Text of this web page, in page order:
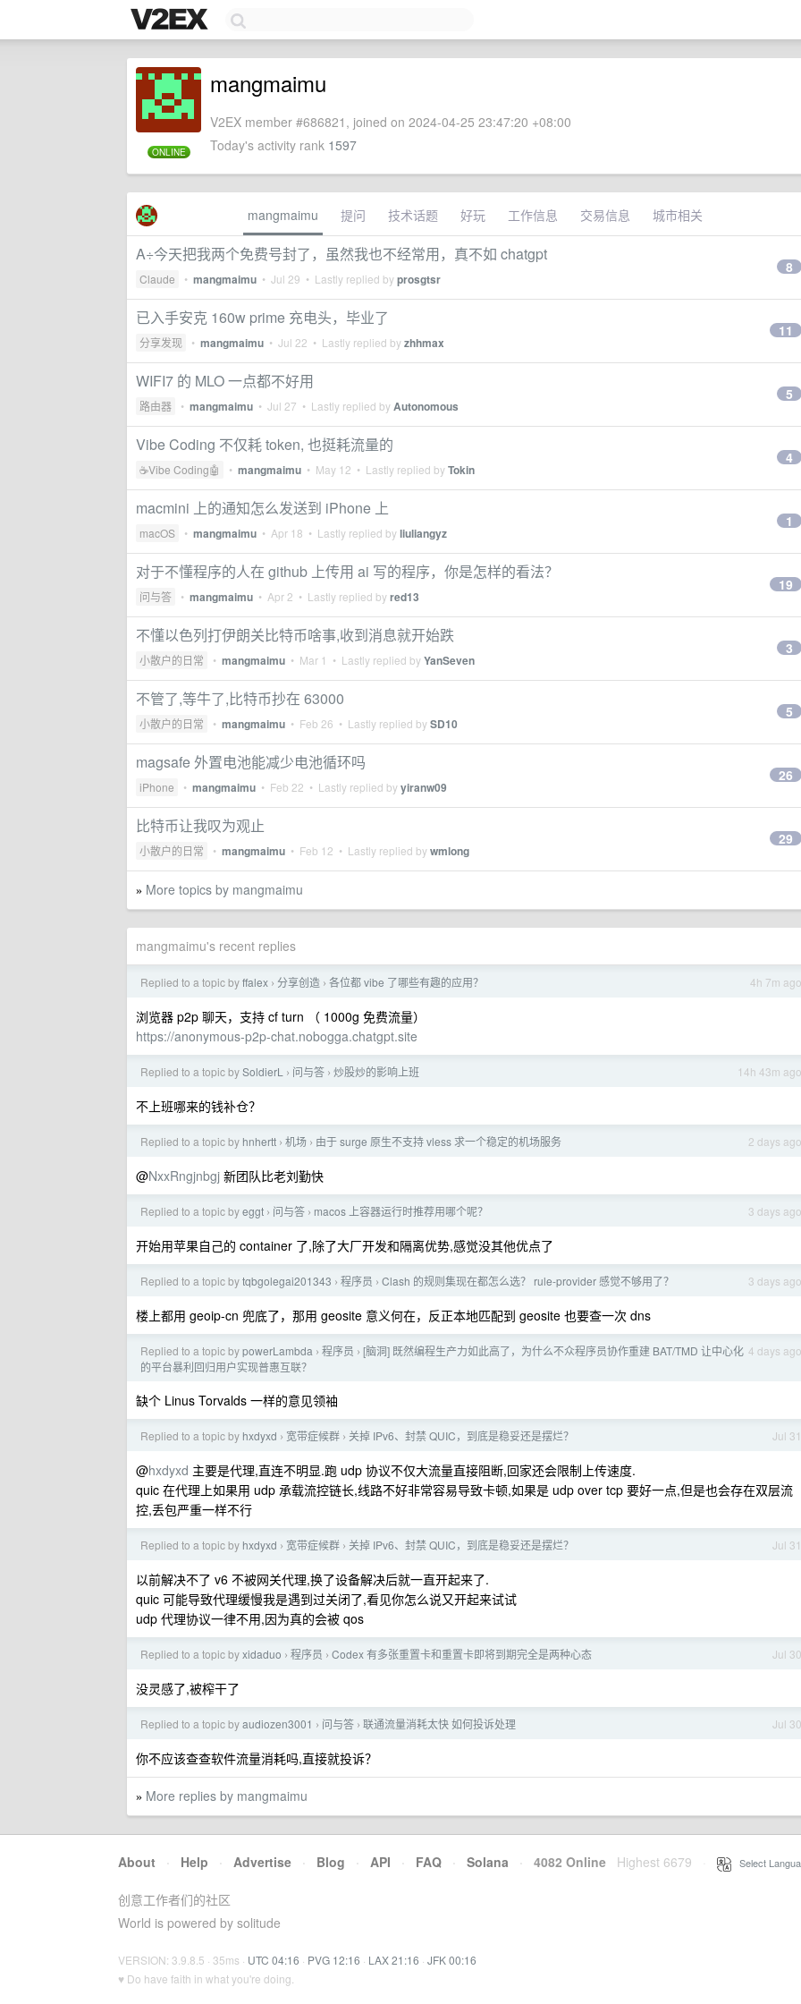
ONLINE
mangmaimu
V2EX member #686821, joined on 2024-04-25 23:47:20 +08:00
Today's activity rank 1597
mangmaimu 提问 技术话题 好玩 工作信息 交易信息 城市相关
A÷今天把我两个免费号封了，虽然我也不经常用，真不如 chatgpt
Claude • mangmaimu • Jul 29 • Lastly replied byprosgtsr
8
已入手安克 160w prime 充电头，毕业了
分享发现 • mangmaimu • Jul 22 • Lastly replied byzhhmax
11
WIFI7 的 MLO 一点都不好用
路由器 • mangmaimu • Jul 27 • Lastly replied byAutonomous
5
Vibe Coding 不仅耗 token, 也挺耗流量的
☕Vibe Coding🤖 • mangmaimu • May 12 • Lastly replied byTokin
4
macmini 上的通知怎么发送到 iPhone 上
macOS • mangmaimu • Apr 18 • Lastly replied byliuliangyz
1
对于不懂程序的人在 github 上传用 ai 写的程序，你是怎样的看法？
问与答 • mangmaimu • Apr 2 • Lastly replied byred13
19
不懂以色列打伊朗关比特币啥事,收到消息就开始跌
小散户的日常 • mangmaimu • Mar 1 • Lastly replied byYanSeven
3
不管了,等牛了,比特币抄在 63000
小散户的日常 • mangmaimu • Feb 26 • Lastly replied bySD10
5
magsafe 外置电池能减少电池循环吗
iPhone • mangmaimu • Feb 22 • Lastly replied byyiranw09
26
比特币让我叹为观止
小散户的日常 • mangmaimu • Feb 12 • Lastly replied bywmlong
29
» More topics by mangmaimu
mangmaimu's recent replies
4h 7m ago
Replied to a topic byffalex › 分享创造 › 各位都 vibe 了哪些有趣的应用？
浏览器 p2p 聊天，支持 cf turn （ 1000g 免费流量）
https://anonymous-p2p-chat.nobogga.chatgpt.site
14h 43m ago
Replied to a topic bySoldierL › 问与答 › 炒股炒的影响上班
不上班哪来的钱补仓？
2 days ago
Replied to a topic by hnhertt › 机场 › 由于 surge 原生不支持 vless 求一个稳定的机场服务
@NxxRngjnbgj 新团队比老刘勤快
3 days ago
Replied to a topic byeggt › 问与答 › macos 上容器运行时推荐用哪个呢？
开始用苹果自己的 container 了,除了大厂开发和隔离优势,感觉没其他优点了
3 days ago
Replied to a topic bytqbgolegai201343 › 程序员 › Clash 的规则集现在都怎么选？ rule-provider 感觉不够用了？
楼上都用 geoip-cn 兜底了，那用 geosite 意义何在，反正本地匹配到 geosite 也要查一次 dns
4 days ago
Replied to a topic bypowerLambda › 程序员 › [脑洞] 既然编程生产力如此高了，为什么不众程序员协作重建 BAT/TMD 让中心化
的平台暴利回归用户实现普惠互联？
缺个 Linus Torvalds 一样的意见领袖
Jul 31
Replied to a topic by hxdyxd › 宽带症候群 › 关掉 IPv6、封禁 QUIC，到底是稳妥还是摆烂？
@hxdyxd 主要是代理,直连不明显.跑 udp 协议不仅大流量直接阻断,回家还会限制上传速度.
quic 在代理上如果用 udp 承载流控链长,线路不好非常容易导致卡顿,如果是 udp over tcp 要好一点,但是也会存在双层流
控,丢包严重一样不行
Jul 31
Replied to a topic by hxdyxd › 宽带症候群 › 关掉 IPv6、封禁 QUIC，到底是稳妥还是摆烂？
以前解决不了 v6 不被网关代理,换了设备解决后就一直开起来了.
quic 可能导致代理缓慢我是遇到过关闭了,看见你怎么说又开起来试试
udp 代理协议一律不用,因为真的会被 qos
Jul 30
Replied to a topic byxidaduo › 程序员 › Codex 有多张重置卡和重置卡即将到期完全是两种心态
没灵感了,被榨干了
Jul 30
Replied to a topic byaudiozen3001 › 问与答 › 联通流量消耗太快 如何投诉处理
你不应该查查软件流量消耗吗,直接就投诉？
» More replies by mangmaimu
About · Help · Advertise · Blog · API · FAQ · Solana · 4082 Online Highest 6679 Select
创意工作者们的社区
World is powered by solitude
VERSION: 3.9.8.5 · 35ms · UTC 04:16 · PVG 12:16 · LAX 21:16 · JFK 00:16
♥ Do have faith in what you're doing.